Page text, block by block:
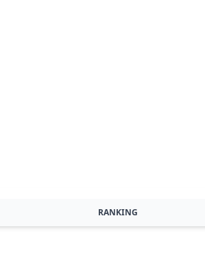
RANKING